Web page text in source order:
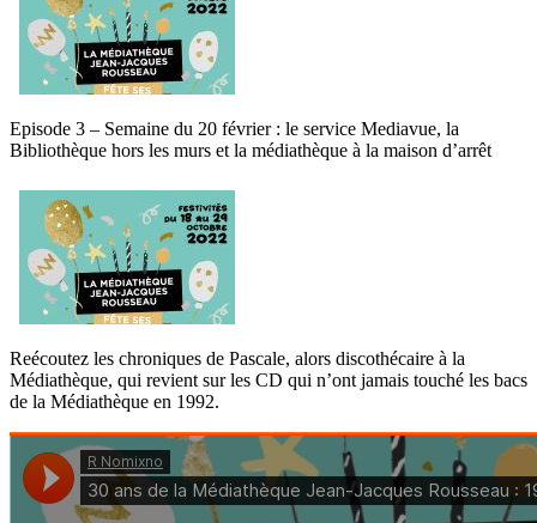
Episode 3 – Semaine du 20 février : le service Mediavue, la
Bibliothèque hors les murs et la médiathèque à la maison d’arrêt
Reécoutez les chroniques de Pascale, alors discothécaire à la
Médiathèque, qui revient sur les CD qui n’ont jamais touché les bacs
de la Médiathèque en 1992.